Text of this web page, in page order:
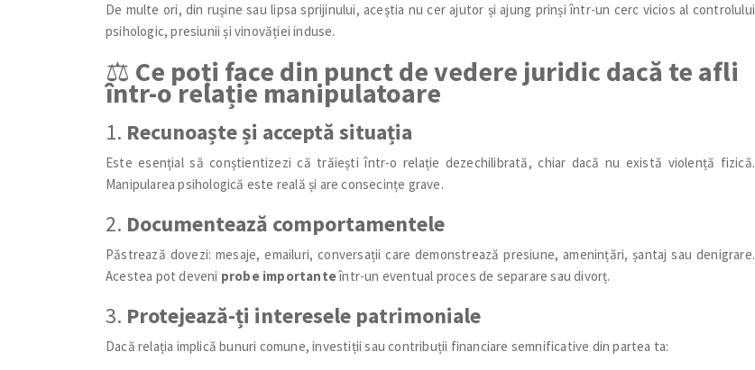
De multe ori, din rușine sau lipsa sprijinului, aceștia nu cer ajutor și ajung prinși într-un cerc vicios al controlului
psihologic, presiunii și vinovăției induse.
⚖️ Ce poți face din punct de vedere juridic dacă te afli
într-o relație manipulatoare
1. Recunoaște și acceptă situația
Este esențial să conștientizezi că trăiești într-o relație dezechilibrată, chiar dacă nu există violență fizică.
Manipularea psihologică este reală și are consecințe grave.
2. Documentează comportamentele
Păstrează dovezi: mesaje, emailuri, conversații care demonstrează presiune, amenințări, șantaj sau denigrare.
Acestea pot deveni probe importanteîntr-un eventual proces de separare sau divorț.
3. Protejează-ți interesele patrimoniale
Dacă relația implică bunuri comune, investiții sau contribuții financiare semnificative din partea ta: